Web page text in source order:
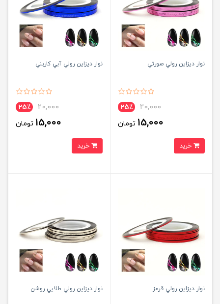
نوار ديزاين رولي صورتي
20,000 25٪
15,000 تومان
نوار ديزاين رولي آبي کاربني
20,000 25٪
15,000 تومان
نوار ديزاين رولي قرمز نوار ديزاين رولي طلايي روشن